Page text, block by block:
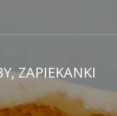
ZAPIEKANKI